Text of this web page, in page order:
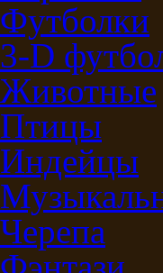
Футболки
3-D
Животные
Птицы
Индейцы
Черепа